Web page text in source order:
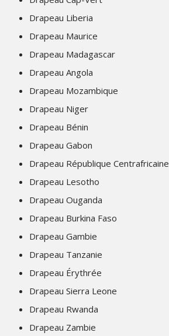
Drapeau Liberia
Drapeau Maurice
Drapeau Madagascar
Drapeau Angola
Drapeau Mozambique
Drapeau Niger
Drapeau Bénin
Drapeau Gabon
Drapeau République Centrafricaine
Drapeau Lesotho
Drapeau Ouganda
Drapeau Burkina Faso
Drapeau Gambie
Drapeau Tanzanie
Drapeau Érythrée
Drapeau Sierra Leone
Drapeau Rwanda
Drapeau Zambie